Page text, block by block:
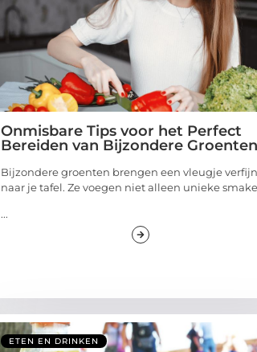
Onmisbare Tips voor het Perfect
Bereiden van Bijzondere Groenten
Bijzondere groenten brengen een vleugje
naar je tafel. Ze voegen niet alleen unieke
...
ETEN EN DRINKEN